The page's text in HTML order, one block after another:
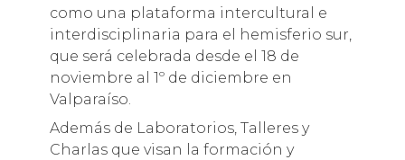
como una plataforma intercultural e
interdisciplinaria para el hemisferio sur,
que será celebrada desde el 18 de
noviembre al 1º de diciembre en
Valparaíso.
Además de Laboratorios, Talleres y
Charlas que visan la formación y